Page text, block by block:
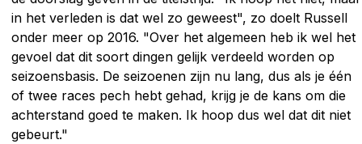
in het verleden is dat wel zo geweest", zo doelt Russell
onder meer op 2016. "Over het algemeen heb ik wel het
gevoel dat dit soort dingen gelijk verdeeld worden op
seizoensbasis. De seizoenen zijn nu lang, dus als je één
of twee races pech hebt gehad, krijg je de kans om die
achterstand goed te maken. Ik hoop dus wel dat dit niet
gebeurt."